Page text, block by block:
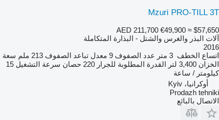
Mzuri PRO-TILL 3T
AED 211,700 €49,900 ≈ $57,650
آلات البذر والغرس والشتل - البذارة المتكاملة
2016
اتساع الخطف 3 متر عدد الصفوف 9 معدل تباعد الصفوف 213 ملم
سعة
الخزان 3,400 لتر القدرة المطلوبة للجرار 220 حصان سرعة التشغيل 15
كيلومتر / ساعة
أوكرانيا، Kyiv
Prodazh tehniki
الاتصال بالبائع